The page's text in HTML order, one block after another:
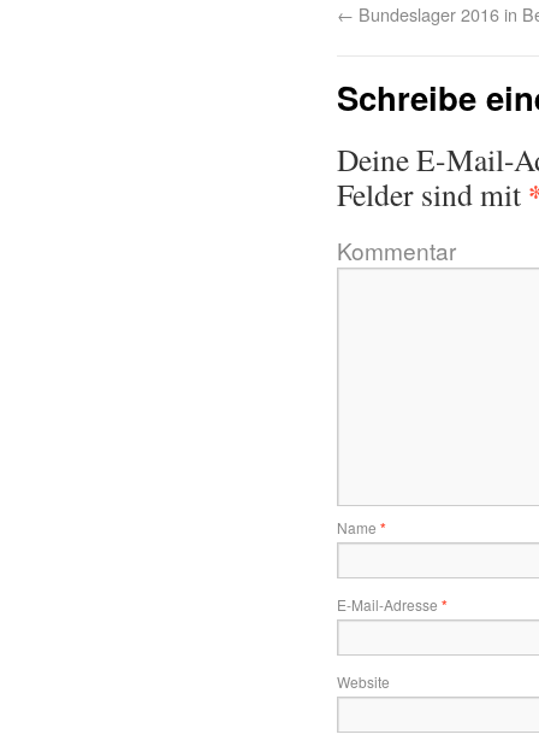
← Bundeslager 2016 in
Schreibe
Deine E-Mail-
Felder sind mit
Kommentar
Name *
E-Mail-Adresse *
Website